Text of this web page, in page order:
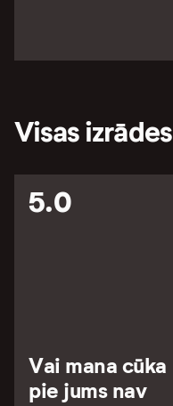
Visas izrādes
5.0
Vai mana cūka
pie jums nav